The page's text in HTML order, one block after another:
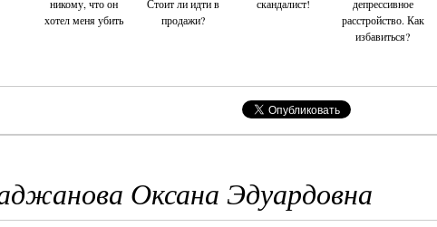
никому, что он
хотел меня убить
Стоит ли идти в
продажи?
скандалист!
депрессивное
расстройство. Как
избавиться?
Оксана Эдуардовна